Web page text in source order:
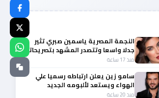
النجمة المصرية ياسمين صبري تثير
جدلا واسعا وتتصدر المشهد بتصريحاتها
الأخيرة
منذ 17 ساعة
سامو زين يعلن ارتباطه رسميا علي
الهواء ويستعد لألبومه الجديد
منذ 20 ساعة